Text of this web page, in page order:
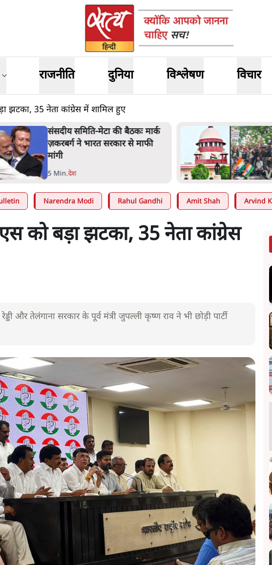
राजनीति दुनिया विश्लेषण विचार
झटका, 35 नेता कांग्रेस में शामिल हुए
संसदीय समिति-मेटा की बैठकः मार्क
ज़करबर्ग ने भारत सरकार से माफी
मांगी
5 Min.देश
Narendra Modi Rahul Gandhi Amit Shah Arvind
को बड़ा झटका, 35 नेता कांग्रेस
और तेलंगाना सरकार के पूर्व मंत्री जुपल्ली कृष्ण राव ने भी छोड़ी पार्टी